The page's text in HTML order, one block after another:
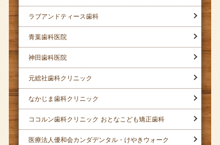
ラブアンドティース歯科
青葉歯科医院
神田歯科医院
元総社歯科クリニック
なかじま歯科クリニック
ココルン歯科クリニック おとなこども矯正歯科
医療法人優和会カンダデンタル・けやきウォーク